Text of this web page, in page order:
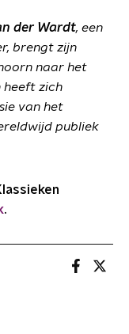
der Wardt, een
brengt zijn
naar het
heeft zich
van het
publiek
.